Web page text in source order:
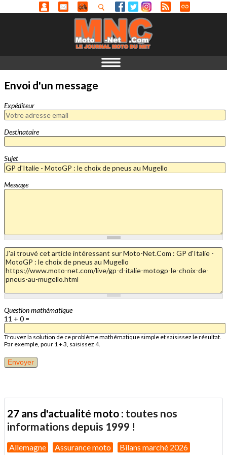
Envoi d'un message
Expéditeur
Destinataire
Sujet
Message
Question mathématique
11 + 0 =
Trouvez la solution de ce problème mathématique simple et saisissez le résultat.
Par exemple, pour 1 + 3, saisissez 4.
27 ans d'actualité moto : toutes nos
informations depuis 1999 !
Allemagne Assurance moto Bilans marché 2026